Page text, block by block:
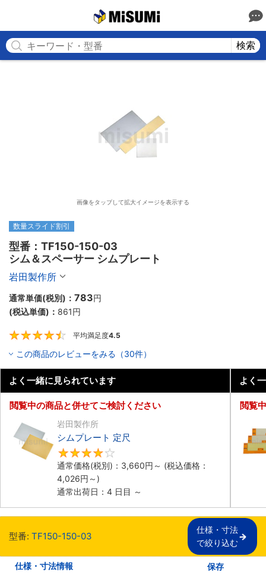
検索
画像をタップして拡大イメージを表示する
数量スライド割引
型番：TF150-150-03
シム＆スペーサー シムプレート
岩田製作所
通常単価(税別)： 783円
(税込単価)： 861円
平均満足度4.5
この商品のレビューをみる（30件）
よく一緒に見られています
閲覧中の商品と併せてご検討ください
岩田製作所
シムプレート 定尺
通常価格(税別)： 3,660円 ～ (税込価格：
4,026円 ～)
通常出荷日：4 日目 ～
よく
閲覧
型番: TF150-150-03
仕様・寸法
で絞り込む
仕様・寸法情報 保存